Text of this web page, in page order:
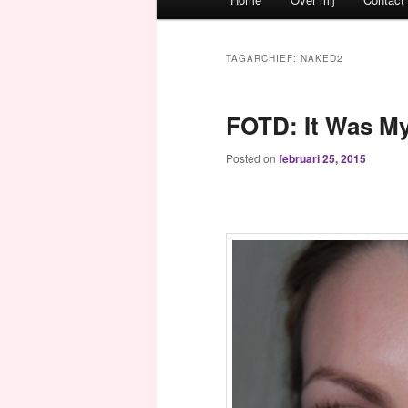
TAGARCHIEF: NAKED2
FOTD: It Was
Posted on februari 25, 2015